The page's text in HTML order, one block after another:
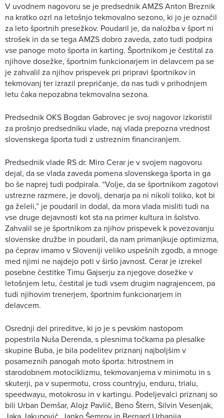
V uvodnem nagovoru se je predsednik AMZS Anton Breznik
na kratko ozrl na letošnjo tekmovalno sezono, ki jo je označil
za leto športnih presežkov. Poudaril je, da naložba v šport ni
strošek in da se tega AMZS dobro zaveda, zato tudi podpira
vse panoge moto športa in karting. Športnikom je čestital za
njihove dosežke, športnim funkcionarjem in delavcem pa se
je zahvalil za njihov prispevek pri pripravi športnikov in
tekmovanj ter izrazil prepričanje, da nas tudi v prihodnjem
letu čaka nepozabna tekmovalna sezona.
Predsednik OKS Bogdan Gabrovec je svoj nagovor izkoristil
za prošnjo predsedniku vlade, naj vlada prepozna vrednost
slovenskega športa tudi z ustreznim financiranjem.
Predsednik vlade RS dr. Miro Cerar je v svojem nagovoru
dejal, da se vlada zaveda pomena slovenskega športa in ga
bo še naprej tudi podpirala. “Volje, da se športnikom zagotovi
ustrezne razmere, je dovolj, denarja pa ni nikoli toliko, kot bi
ga želeli,” je poudaril in dodal, da mora vlada misliti tudi na
vse druge dejavnosti kot sta na primer kultura in šolstvo.
Zahvalil se je športnikom za njihov prispevek k povezovanju
slovenske družbe in poudaril, da nam primanjkuje optimizma,
pa čeprav imamo v Sloveniji veliko uspešnih zgodb, a mnoge
med njimi ne najdejo poti v širšo javnost. Cerar je izrekel
posebne čestitke Timu Gajserju za njegove dosežke v
letošnjem letu, čestital je tudi vsem drugim nagrajencem, pa
tudi njihovim trenerjem, športnim funkcionarjem in
delavcem.
Osrednji del prireditve, ki jo je s pevskim nastopom
popestrila Nuša Derenda, s plesnima točkama pa plesalke
skupine Buba, je bila podelitev priznanj najboljšim v
posameznih panogah moto športa: hitrostnem in
starodobnem motociklizmu, tekmovanjema v minimotu in s
skuterji, pa v supermotu, cross countryju, enduru, trialu,
speedwayu, motokrosu in v kartingu. Podeljevalci priznanj so
bili Urban Demšar, Alojz Pavlič, Beno Štern, Silvin Vesenjak,